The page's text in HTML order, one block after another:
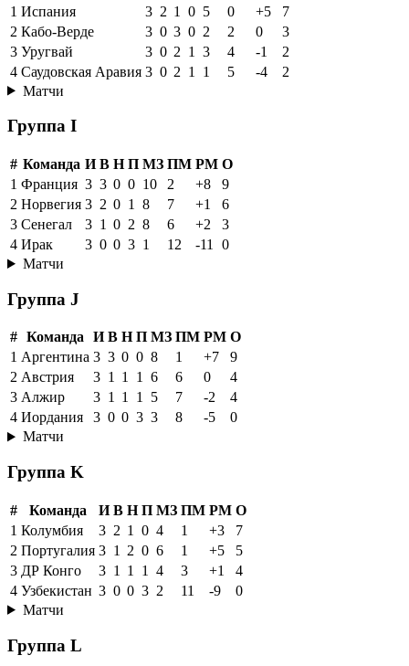
1 Испания 3 2 1 0 5 0 +5
7
2 Кабо-Верде 3 0 3 0 2 2 0
3
3 Уругвай 3 0 2 1 3 4 -1
2
4 Саудовская Аравия 3 0 2 1 1 5 -4
2
Матчи
Группа I
# Команда И В Н П МЗ ПМ РМ О
1 Франция 3 3 0 0 10 2 +8
9
2 Норвегия 3 2 0 1 8 7 +1
6
3 Сенегал 3 1 0 2 8 6 +2
3
4 Ирак 3 0 0 3 1 12 -11
0
Матчи
Группа J
# Команда И В Н П МЗ ПМ РМ О
1 Аргентина 3 3 0 0 8 1 +7
9
2 Австрия 3 1 1 1 6 6 0
4
3 Алжир 3 1 1 1 5 7 -2
4
4 Иордания 3 0 0 3 3 8 -5
0
Матчи
Группа K
# Команда И В Н П МЗ ПМ РМ О
1 Колумбия 3 2 1 0 4 1 +3
7
2 Португалия 3 1 2 0 6 1 +5
5
3 ДР Конго 3 1 1 1 4 3 +1
4
4 Узбекистан 3 0 0 3 2 11 -9
0
Матчи
Группа L